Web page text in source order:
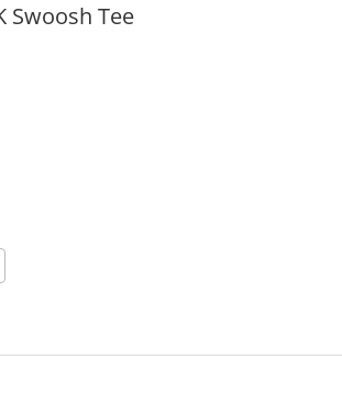
Swoosh Tee